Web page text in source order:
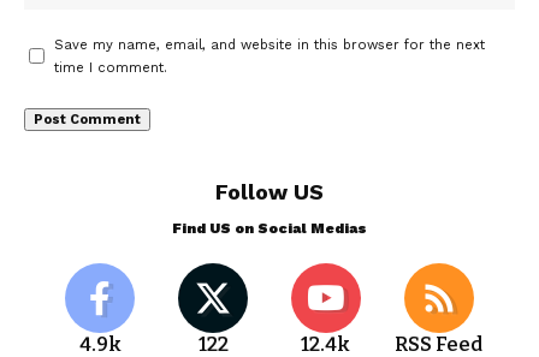
Save my name, email, and website in this browser for the next
time I comment.
Follow US
Find US on Social Medias
4.9k 122 12.4k RSS Feed